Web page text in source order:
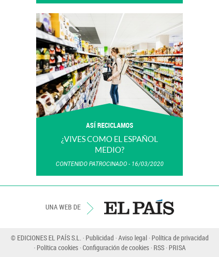
ASÍ RECICLAMOS
¿VIVES COMO EL ESPAÑOL
MEDIO?
CONTENIDO PATROCINADO 16/03/2020
UNA WEB DE
© EDICIONES EL PAÍS S.L. Publicidad Aviso legal Política de privacidad
Política cookies Configuración de cookies RSS PRISA